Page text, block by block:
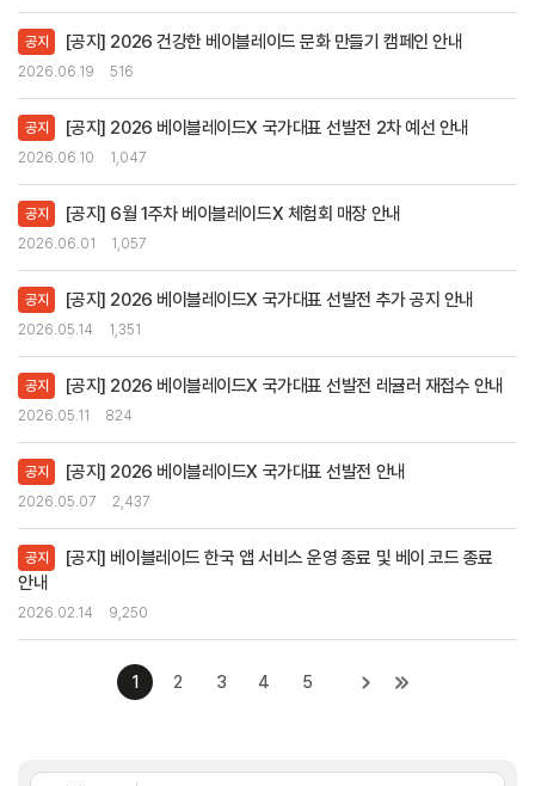
공지 [공지] 2026 건강한 베이블레이드 문화 만들기 캠페인 안내
2026.06.19 516
공지 [공지] 2026 베이블레이드X 국가대표 선발전 2차 예선 안내
2026.06.10 1,047
공지 [공지] 6월 1주차 베이블레이드X 체험회 매장 안내
2026.06.01 1,057
공지 [공지] 2026 베이블레이드X 국가대표 선발전 추가 공지 안내
2026.05.14 1,351
공지 [공지] 2026 베이블레이드X 국가대표 선발전 레귤러 재접수 안내
2026.05.11 824
공지 [공지] 2026 베이블레이드X 국가대표 선발전 안내
2026.05.07 2,437
공지
[공지] 베이블레이드 한국 앱 서비스 운영 종료 및 베이 코드 종료
안내
2026.02.14 9,250
1 2 3 4 5